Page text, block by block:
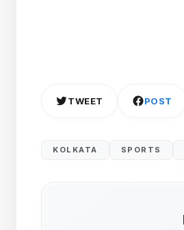
TWEET POST
KOLKATA SPORTS